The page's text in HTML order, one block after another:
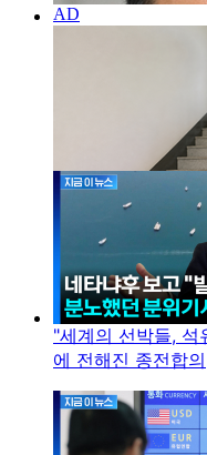
"세계의 선박들, 석
에 전해진 종전합의